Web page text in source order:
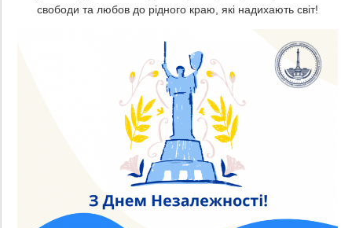
свободи та любов до рідного краю, які надихають світ!